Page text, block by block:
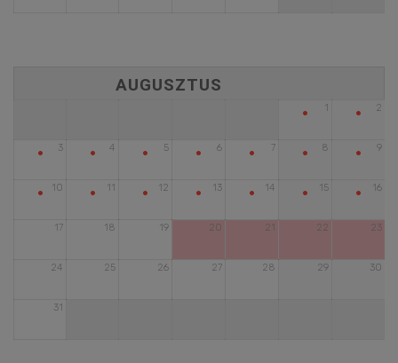
1
• 2
•
3
• 4
• 5
• 6
• 7
• 8
• 9
•
10
• 11
• 12
• 13
• 14
• 15
• 16
•
17 18 19 20 21 22 23
24 25 26 27 28 29 30
31